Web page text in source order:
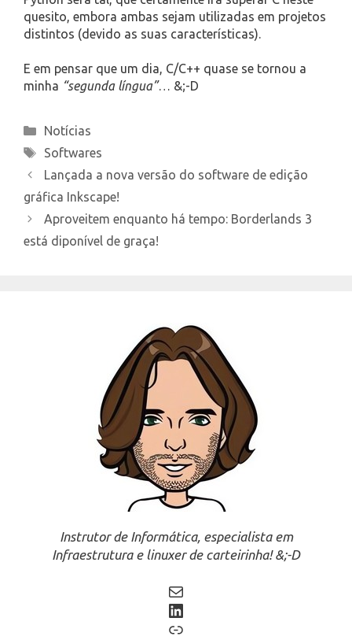
quesito, embora ambas sejam utilizadas em projetos
distintos (devido as suas características).
E em pensar que um dia, C/C++ quase se tornou a
minha “segunda língua”… &;-D
Categories
Notícias
Tags
Softwares
Lançada a nova versão do software de edição
gráfica Inkscape!
Aproveitem enquanto há tempo: Borderlands 3
está diponível de graça!
Instrutor de Informática, especialista em
Infraestrutura e linuxer de carteirinha! &;-D
Mail
LinkedIn
Link